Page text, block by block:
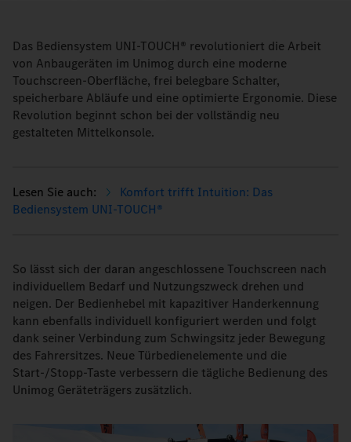
Das Bediensystem UNI-TOUCH® revolutioniert die Arbeit
von Anbaugeräten im Unimog durch eine moderne
Touchscreen-Oberfläche, frei belegbare Schalter,
speicherbare Abläufe und eine optimierte Ergonomie. Diese
Revolution beginnt schon bei der vollständig neu
gestalteten Mittelkonsole.
Komfort trifft Intuition: Das
Bediensystem UNI-TOUCH®
So lässt sich der daran angeschlossene Touchscreen nach
individuellem Bedarf und Nutzungszweck drehen und
neigen. Der Bedienhebel mit kapazitiver Handerkennung
kann ebenfalls individuell konfiguriert werden und folgt
dank seiner Verbindung zum Schwingsitz jeder Bewegung
des Fahrersitzes. Neue Türbedienelemente und die
Start-/Stopp-Taste verbessern die tägliche Bedienung des
Unimog Geräteträgers zusätzlich.